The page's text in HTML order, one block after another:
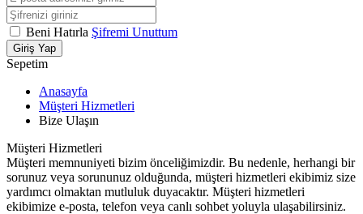
Beni Hatırla Şifremi Unuttum
Giriş Yap
Sepetim
Anasayfa
Müşteri Hizmetleri
Bize Ulaşın
Müşteri Hizmetleri
Müşteri memnuniyeti bizim önceliğimizdir. Bu nedenle, herhangi bir
sorunuz veya sorununuz olduğunda, müşteri hizmetleri ekibimiz size
yardımcı olmaktan mutluluk duyacaktır. Müşteri hizmetleri
ekibimize e-posta, telefon veya canlı sohbet yoluyla ulaşabilirsiniz.